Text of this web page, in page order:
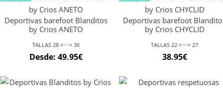
Deportivas barefoot Blanditos
by Crios ANETO
TALLAS 28 <····> 36
Desde: 49.95€
Deportivas barefoot
by Crios CHYCLID
TALLAS 22 <····> 27
38.95€